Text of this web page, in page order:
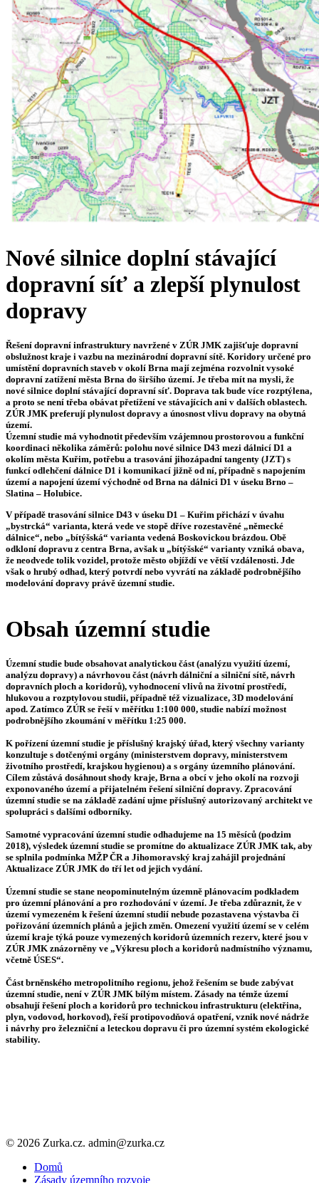
Nové silnice doplní stávající
dopravní síť a zlepší plynulost
dopravy
Řešení dopravní infrastruktury navržené v ZÚR JMK zajišťuje dopravní
obslužnost kraje i vazbu na mezinárodní dopravní sítě. Koridory určené pro
umístění dopravních staveb v okolí Brna mají zejména rozvolnit vysoké
dopravní zatížení města Brna do širšího území. Je třeba mít na mysli, že
nové silnice doplní stávající dopravní síť. Doprava tak bude více rozptýlena,
a proto se není třeba obávat přetížení ve stávajících ani v dalších oblastech.
ZÚR JMK preferují plynulost dopravy a únosnost vlivu dopravy na obytná
území.
Územní studie má vyhodnotit především vzájemnou prostorovou a funkční
koordinaci několika záměrů: polohu nové silnice D43 mezi dálnicí D1 a
okolím města Kuřim, potřebu a trasování jihozápadní tangenty (JZT) s
funkcí odlehčení dálnice D1 i komunikací jižně od ní, případně s napojením
území a napojení území východně od Brna na dálnici D1 v úseku Brno –
Slatina – Holubice.
V případě trasování silnice D43 v úseku D1 – Kuřim přichází v úvahu
„bystrcká“ varianta, která vede ve stopě dříve rozestavěné „německé
dálnice“, nebo „bítýšská“ varianta vedená Boskovickou brázdou. Obě
odkloní dopravu z centra Brna, avšak u „bítýšské“ varianty vzniká obava,
že neodvede tolik vozidel, protože město objíždí ve větší vzdálenosti. Jde
však o hrubý odhad, který potvrdí nebo vyvrátí na základě podrobnějšího
modelování dopravy právě územní studie.
Obsah územní studie
Územní studie bude obsahovat analytickou část (analýzu využití území,
analýzu dopravy) a návrhovou část (návrh dálniční a silniční sítě, návrh
dopravních ploch a koridorů), vyhodnocení vlivů na životní prostředí,
hlukovou a rozptylovou studii, případně též vizualizace, 3D modelování
apod. Zatímco ZÚR se řeší v měřítku 1:100 000, studie nabízí možnost
podrobnějšího zkoumání v měřítku 1:25 000.
K pořízení územní studie je příslušný krajský úřad, který všechny varianty
konzultuje s dotčenými orgány (ministerstvem dopravy, ministerstvem
životního prostředí, krajskou hygienou) a s orgány územního plánování.
Cílem zůstává dosáhnout shody kraje, Brna a obcí v jeho okolí na rozvoji
exponovaného území a přijatelném řešení silniční dopravy. Zpracování
územní studie se na základě zadání ujme příslušný autorizovaný architekt ve
spolupráci s dalšími odborníky.
Samotné vypracování územní studie odhadujeme na 15 měsíců (podzim
2018), výsledek územní studie se promítne do aktualizace ZÚR JMK tak, aby
se splnila podmínka MŽP ČR a Jihomoravský kraj zahájil projednání
Aktualizace ZÚR JMK do tří let od jejich vydání.
Územní studie se stane neopominutelným územně plánovacím podkladem
pro územní plánování a pro rozhodování v území. Je třeba zdůraznit, že v
území vymezeném k řešení územní studií nebude pozastavena výstavba či
pořizování územních plánů a jejich změn. Omezení využití území se v celém
území kraje týká pouze vymezených koridorů územních rezerv, které jsou v
ZÚR JMK znázorněny ve „Výkresu ploch a koridorů nadmístního významu,
včetně ÚSES“.
Část brněnského metropolitního regionu, jehož řešením se bude zabývat
územní studie, není v ZÚR JMK bílým místem. Zásady na témže území
obsahují řešení ploch a koridorů pro technickou infrastrukturu (elektřina,
plyn, vodovod, horkovod), řeší protipovodňová opatření, vznik nové nádrže
i návrhy pro železniční a leteckou dopravu či pro územní systém ekologické
stability.
© 2026 Zurka.cz. admin@zurka.cz
Close
Menu
Domů
Zásady územního rozvoje